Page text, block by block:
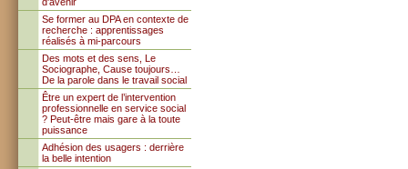
Se former au DPA en contexte de
recherche : apprentissages
réalisés à mi-parcours
Des mots et des sens, Le
Sociographe, Cause toujours…
De la parole dans le travail social
Être un expert de l’intervention
professionnelle en service social
? Peut-être mais gare à la toute
puissance
Adhésion des usagers : derrière
la belle intention